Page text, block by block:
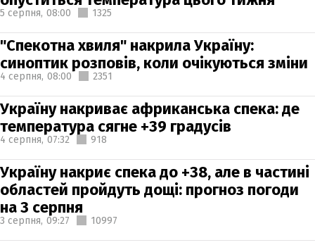
5 серпня, 08:00 1325
"Спекотна хвиля" накрила Україну:
синоптик розповів, коли очікуються зміни
4 серпня, 08:00 2351
Україну накриває африканська спека: де
температура сягне +39 градусів
4 серпня, 07:32 918
Україну накриє спека до +38, але в частині
областей пройдуть дощі: прогноз погоди
на 3 серпня
3 серпня, 09:27 10997